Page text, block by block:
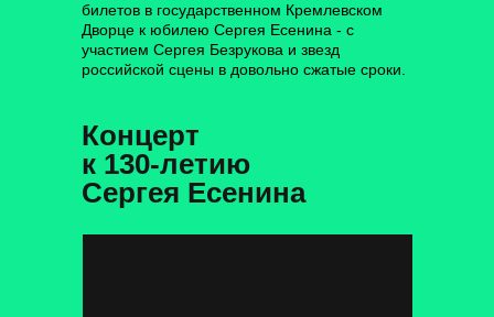
билетов в государственном Кремлевском
Дворце к юбилею Сергея Есенина - с
участием Сергея Безрукова и звезд
российской сцены в довольно сжатые сроки.
Концерт
к 130-летию
Сергея Есенина